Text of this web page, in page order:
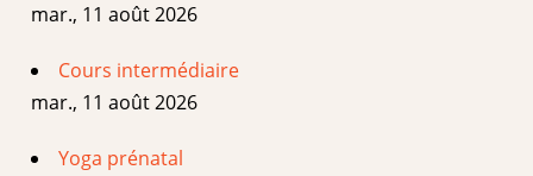
mar., 11 août 2026
Cours intermédiaire
mar., 11 août 2026
Yoga prénatal